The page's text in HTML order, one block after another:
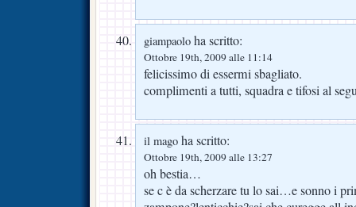
giampaolo ha scritto:
Ottobre 19th, 2009 alle 11:14
felicissimo di essermi sbagliato.
complimenti a tutti, squadra e tifosi al
il mago ha scritto:
Ottobre 19th, 2009 alle 13:27
oh bestia…
se c è da scherzare tu lo sai…e sonno i